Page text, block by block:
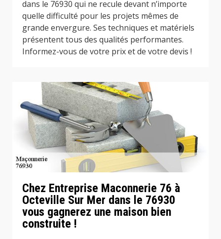
dans le 76930 qui ne recule devant n’importe
quelle difficulté pour les projets mêmes de
grande envergure. Ses techniques et matériels
présentent tous des qualités performantes.
Informez-vous de votre prix et de votre devis !
Chez Entreprise Maconnerie 76 à
Octeville Sur Mer dans le 76930
vous gagnerez une maison bien
construite !